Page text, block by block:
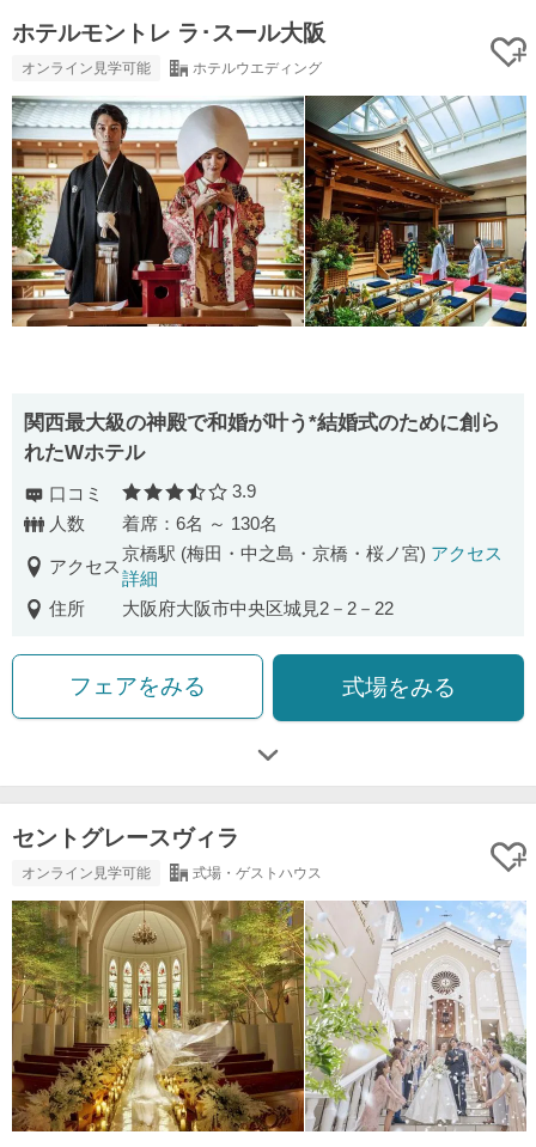
ホテルモントレ ラ･スール大阪
オンライン見学可能 ホテルウエディング
関西最大級の神殿で和婚が叶う*結婚式のために創ら
れたWホテル
口コミ 口コミ評価
3.9
人数
着席：6名 ～ 130名
アクセス
京橋駅 (梅田・中之島・京橋・桜ノ宮) アクセス
詳細
住所
大阪府大阪市中央区城見2－2－22
フェアをみる 式場をみる
セントグレースヴィラ
オンライン見学可能 式場・ゲストハウス